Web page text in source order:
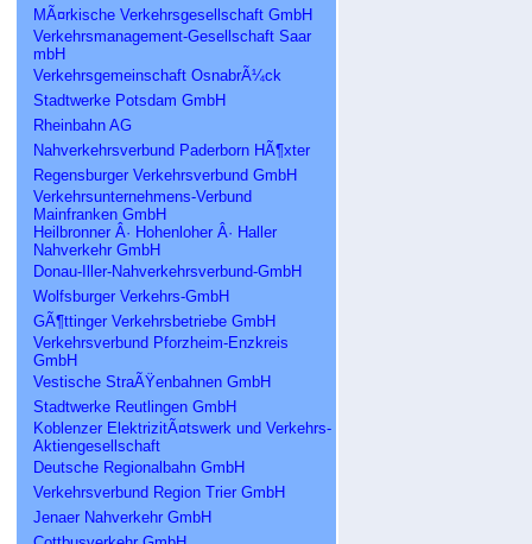
MÃ¤rkische Verkehrsgesellschaft GmbH
Verkehrsmanagement-Gesellschaft Saar
mbH
Verkehrsgemeinschaft OsnabrÃ¼ck
Stadtwerke Potsdam GmbH
Rheinbahn AG
Nahverkehrsverbund Paderborn HÃ¶xter
Regensburger Verkehrsverbund GmbH
Verkehrsunternehmens-Verbund
Mainfranken GmbH
Heilbronner Â· Hohenloher Â· Haller
Nahverkehr GmbH
Donau-Iller-Nahverkehrsverbund-GmbH
Wolfsburger Verkehrs-GmbH
GÃ¶ttinger Verkehrsbetriebe GmbH
Verkehrsverbund Pforzheim-Enzkreis
GmbH
Vestische StraÃŸenbahnen GmbH
Stadtwerke Reutlingen GmbH
Koblenzer ElektrizitÃ¤tswerk und Verkehrs-
Aktiengesellschaft
Deutsche Regionalbahn GmbH
Verkehrsverbund Region Trier GmbH
Jenaer Nahverkehr GmbH